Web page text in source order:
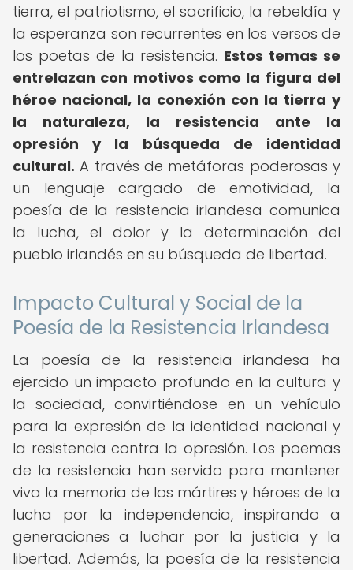
tierra, el patriotismo, el sacrificio, la rebeldía y
la esperanza son recurrentes en los versos de
los poetas de la resistencia. Estos temas se
entrelazan con motivos como la figura del
héroe nacional, la conexión con la tierra y
la naturaleza, la resistencia ante la
opresión y la búsqueda de identidad
cultural. A través de metáforas poderosas y
un lenguaje cargado de emotividad, la
poesía de la resistencia irlandesa comunica
la lucha, el dolor y la determinación del
pueblo irlandés en su búsqueda de libertad.
Impacto Cultural y Social de la
Poesía de la Resistencia Irlandesa
La poesía de la resistencia irlandesa ha
ejercido un impacto profundo en la cultura y
la sociedad, convirtiéndose en un vehículo
para la expresión de la identidad nacional y
la resistencia contra la opresión. Los poemas
de la resistencia han servido para mantener
viva la memoria de los mártires y héroes de la
lucha por la independencia, inspirando a
generaciones a luchar por la justicia y la
libertad. Además, la poesía de la resistencia